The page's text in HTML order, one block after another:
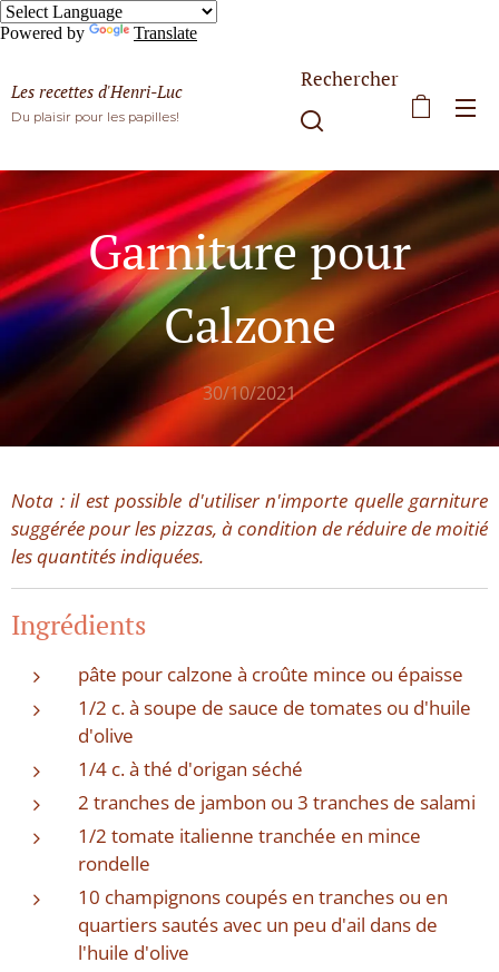
Powered by Translate
Les recettes d'Henri-Luc
Du plaisir pour les papilles!
Rechercher
Garniture pour
Calzone
30/10/2021
Nota : il est possible d'utiliser n'importe quelle garniture
suggérée pour les pizzas, à condition de réduire de moitié
les quantités indiquées.
Ingrédients
pâte pour calzone à croûte mince ou épaisse
1/2 c. à soupe de sauce de tomates ou d'huile
d'olive
1/4 c. à thé d'origan séché
2 tranches de jambon ou 3 tranches de salami
1/2 tomate italienne tranchée en mince
rondelle
10 champignons coupés en tranches ou en
quartiers sautés avec un peu d'ail dans de
l'huile d'olive